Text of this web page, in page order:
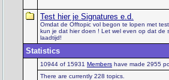
Test hier je Signatures e.d.
Omdat de Offtopic vol begon te lopen met test
kun je dat hier doen ! Let wel even op dat de
laadtijd!
Statistics
10944 of 15931 Members have made 2955
There are currently 228 topics.